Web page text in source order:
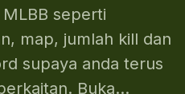
seperti
map, jumlah kill dan
supaya anda terus
Buka...